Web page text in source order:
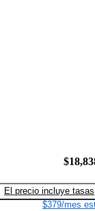
El precio incluye tasas
$379/mes